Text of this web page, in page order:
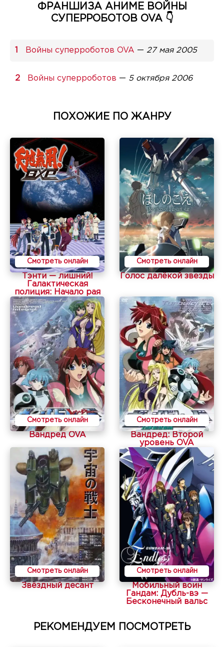
ФРАНШИЗА АНИМЕ ВОЙНЫ
СУПЕРРОБОТОВ OVA 👇
Войны суперроботов OVA — 27 мая 2005
Войны суперроботов — 5 октября 2006
ПОХОЖИЕ ПО ЖАНРУ
Смотреть онлайн
Тэнти — лишний!
Галактическая
полиция: Начало рая
Смотреть онлайн
Голос далёкой звезды
Смотреть онлайн
Вандред OVA
Смотреть онлайн
Вандред: Второй
уровень OVA
Смотреть онлайн
Звёздный десант
Смотреть онлайн
Мобильный воин
Гандам: Дубль-вэ —
Бесконечный вальс
РЕКОМЕНДУЕМ ПОСМОТРЕТЬ